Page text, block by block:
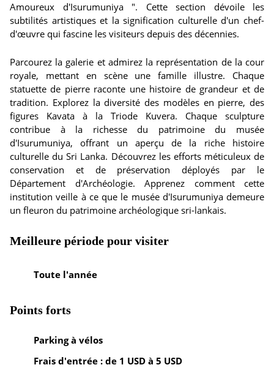
Amoureux d'Isurumuniya ". Cette section dévoile les
subtilités artistiques et la signification culturelle d'un chef-
d'œuvre qui fascine les visiteurs depuis des décennies.
Parcourez la galerie et admirez la représentation de la cour
royale, mettant en scène une famille illustre. Chaque
statuette de pierre raconte une histoire de grandeur et de
tradition. Explorez la diversité des modèles en pierre, des
figures Kavata à la Triode Kuvera. Chaque sculpture
contribue à la richesse du patrimoine du musée
d'Isurumuniya, offrant un aperçu de la riche histoire
culturelle du Sri Lanka. Découvrez les efforts méticuleux de
conservation et de préservation déployés par le
Département d'Archéologie. Apprenez comment cette
institution veille à ce que le musée d'Isurumuniya demeure
un fleuron du patrimoine archéologique sri-lankais.
Meilleure période pour visiter
Toute l'année
Points forts
Parking à vélos
Frais d'entrée : de 1 USD à 5 USD